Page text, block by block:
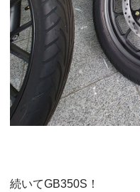
続いてGB350S！